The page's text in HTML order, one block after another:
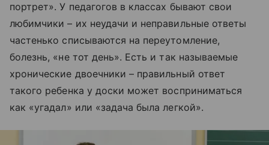
портрет». У педагогов в классах бывают свои
любимчики – их неудачи и неправильные ответы
частенько списываются на переутомление,
болезнь, «не тот день». Есть и так называемые
хронические двоечники – правильный ответ
такого ребенка у доски может восприниматься
как «угадал» или «задача была легкой».